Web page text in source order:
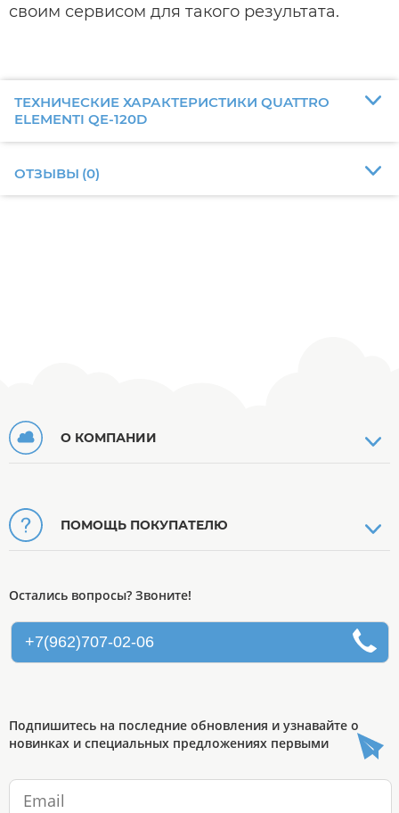
своим сервисом для такого результата.
ТЕХНИЧЕСКИЕ ХАРАКТЕРИСТИКИ QUATTRO
ELEMENTI QE-120D
ОТЗЫВЫ (0)
О КОМПАНИИ
ПОМОЩЬ ПОКУПАТЕЛЮ
Остались вопросы? Звоните!
+7(962)707-02-06
Подпишитесь на последние обновления и узнавайте о
новинках и специальных предложениях первыми